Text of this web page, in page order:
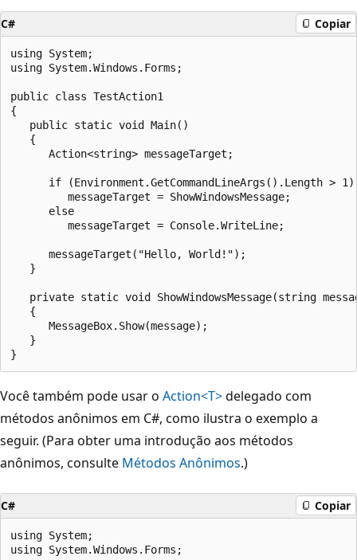
C# Copiar
using System;
using System.Windows.Forms;
public class TestAction1
{
   public static void Main()
   {
      Action<string> messageTarget;
      if (Environment.GetCommandLineArgs().Length > 1)
         messageTarget = ShowWindowsMessage;
      else
         messageTarget = Console.WriteLine;
      messageTarget("Hello, World!");
   }
private static void ShowWindowsMessage(string
   {
      MessageBox.Show(message);
   }
Você também pode usar o Action<T>delegado com
métodos anônimos em C#, como ilustra o exemplo a
seguir. (Para obter uma introdução aos métodos
anônimos, consulte Métodos Anônimos.)
C# Copiar
using System;
using System.Windows.Forms;